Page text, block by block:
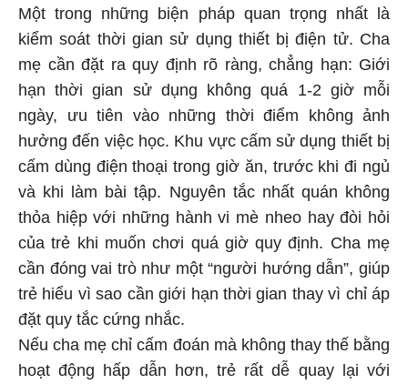
Một trong những biện pháp quan trọng nhất là
kiểm soát thời gian sử dụng thiết bị điện tử. Cha
mẹ cần đặt ra quy định rõ ràng, chẳng hạn: Giới
hạn thời gian sử dụng không quá 1-2 giờ mỗi
ngày, ưu tiên vào những thời điểm không ảnh
hưởng đến việc học. Khu vực cấm sử dụng thiết bị
cấm dùng điện thoại trong giờ ăn, trước khi đi ngủ
và khi làm bài tập. Nguyên tắc nhất quán không
thỏa hiệp với những hành vi mè nheo hay đòi hỏi
của trẻ khi muốn chơi quá giờ quy định. Cha mẹ
cần đóng vai trò như một “người hướng dẫn”, giúp
trẻ hiểu vì sao cần giới hạn thời gian thay vì chỉ áp
đặt quy tắc cứng nhắc.
Nếu cha mẹ chỉ cấm đoán mà không thay thế bằng
hoạt động hấp dẫn hơn, trẻ rất dễ quay lại với